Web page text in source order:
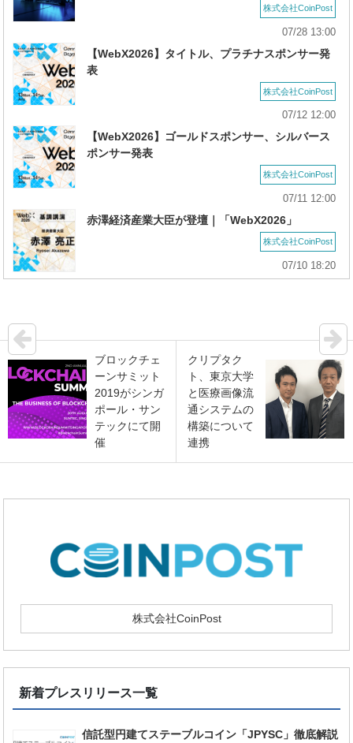
株式会社CoinPost
07/28 13:00
【WebX2026】タイトル、プラチナスポンサー発
表
株式会社CoinPost
07/12 12:00
【WebX2026】ゴールドスポンサー、シルバース
ポンサー発表
株式会社CoinPost
07/11 12:00
赤澤経済産業大臣が登壇｜「WebX2026」
株式会社CoinPost
07/10 18:20
ブロックチェ
ーンサミット
2019がシンガ
ポール・サン
テックにて開
催
クリプタク
ト、東京大学
と医療画像流
通システムの
構築について
連携
株式会社CoinPost
新着プレスリリース一覧
信託型円建てステーブルコイン「JPYSC」徹底解説